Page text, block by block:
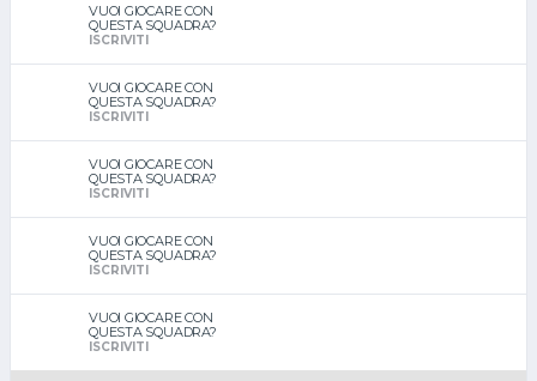
VUOI GIOCARE CON
QUESTA SQUADRA?
ISCRIVITI
VUOI GIOCARE CON
QUESTA SQUADRA?
ISCRIVITI
VUOI GIOCARE CON
QUESTA SQUADRA?
ISCRIVITI
VUOI GIOCARE CON
QUESTA SQUADRA?
ISCRIVITI
VUOI GIOCARE CON
QUESTA SQUADRA?
ISCRIVITI